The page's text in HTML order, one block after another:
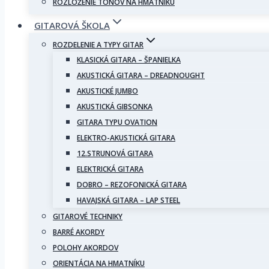
ROZLOŽENIE TÓNOV NA HMATNÍKU
GITAROVÁ ŠKOLA
ROZDELENIE A TYPY GITAR
KLASICKÁ GITARA – ŠPANIELKA
AKUSTICKÁ GITARA – DREADNOUGHT
AKUSTICKÉ JUMBO
AKUSTICKÁ GIBSONKA
GITARA TYPU OVATION
ELEKTRO-AKUSTICKÁ GITARA
12.STRUNOVÁ GITARA
ELEKTRICKÁ GITARA
DOBRO – REZOFONICKÁ GITARA
HAVAJSKÁ GITARA – LAP STEEL
GITAROVÉ TECHNIKY
BARRÉ AKORDY
POLOHY AKORDOV
ORIENTÁCIA NA HMATNÍKU